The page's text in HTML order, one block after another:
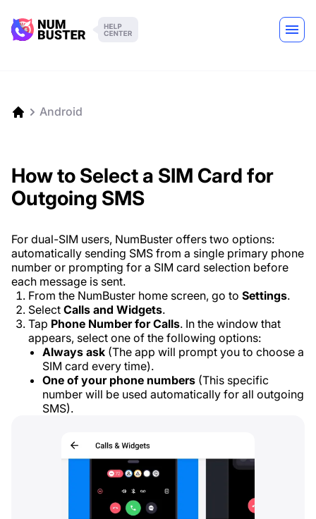
Android
How to Select a SIM Card for
Outgoing SMS
For dual-SIM users, NumBuster offers two options:
automatically sending SMS from a single primary phone
number or prompting for a SIM card selection before
each message is sent.
From the NumBuster home screen, go to Settings.
Select Calls and Widgets.
Tap Phone Number for Calls. In the window that
appears, select one of the following options:
Always ask (The app will prompt you to choose a
SIM card every time).
One of your phone numbers (This specific
number will be used automatically for all outgoing
SMS).